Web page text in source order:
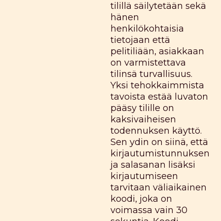
tilillä säilytetään sekä
hänen
henkilökohtaisia
tietojaan että
pelitiliään, asiakkaan
on varmistettava
tilinsä turvallisuus.
Yksi tehokkaimmista
tavoista estää luvaton
pääsy tilille on
kaksivaiheisen
todennuksen käyttö.
Sen ydin on siinä, että
kirjautumistunnuksen
ja salasanan lisäksi
kirjautumiseen
tarvitaan väliaikainen
koodi, joka on
voimassa vain 30